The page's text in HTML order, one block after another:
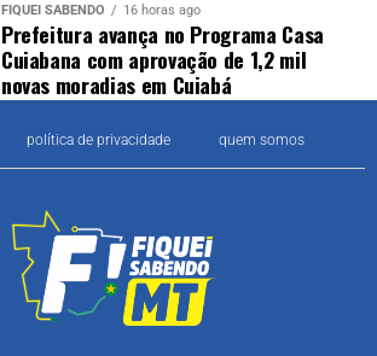
FIQUEI SABENDO 16 horas ago
Prefeitura avança no Programa Casa
Cuiabana com aprovação de 1,2 mil
novas moradias em Cuiabá
política de privacidade quem somos